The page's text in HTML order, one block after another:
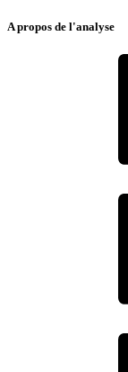
A propos de l'analyse